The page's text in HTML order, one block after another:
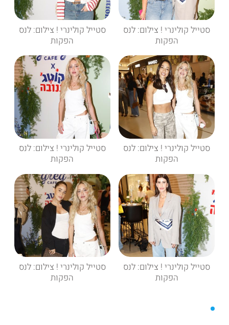
סטייל קולינרי ! צילום: לנס
הפקות
סטייל קולינרי ! צילום: לנס
הפקות
סטייל קולינרי ! צילום: לנס
הפקות
סטייל קולינרי ! צילום: לנס
הפקות
סטייל קולינרי ! צילום: לנס
הפקות
סטייל קולינרי ! צילום: לנס
הפקות